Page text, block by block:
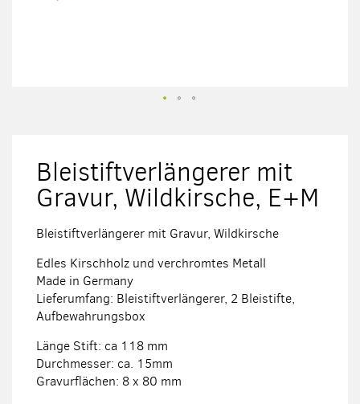
Bleistiftverlängerer mit
Gravur, Wildkirsche, E+M
Bleistiftverlängerer mit Gravur, Wildkirsche
Edles Kirschholz und verchromtes Metall
Made in Germany
Lieferumfang: Bleistiftverlängerer, 2 Bleistifte,
Aufbewahrungsbox
Länge Stift: ca 118 mm
Durchmesser: ca. 15mm
Gravurflächen: 8 x 80 mm
Bildergalerie
springen